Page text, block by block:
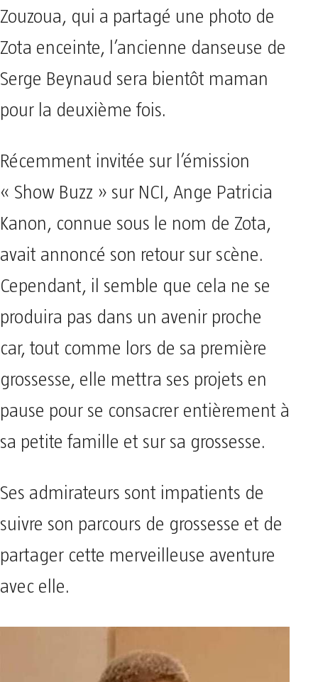
Zouzoua, qui a partagé une photo de
Zota enceinte, l’ancienne danseuse de
Serge Beynaud sera bientôt maman
pour la deuxième fois.
Récemment invitée sur l’émission
« Show Buzz » sur NCI, Ange Patricia
Kanon, connue sous le nom de Zota,
avait annoncé son retour sur scène.
Cependant, il semble que cela ne se
produira pas dans un avenir proche
car, tout comme lors de sa première
grossesse, elle mettra ses projets en
pause pour se consacrer entièrement à
sa petite famille et sur sa grossesse.
Ses admirateurs sont impatients de
suivre son parcours de grossesse et de
partager cette merveilleuse aventure
avec elle.